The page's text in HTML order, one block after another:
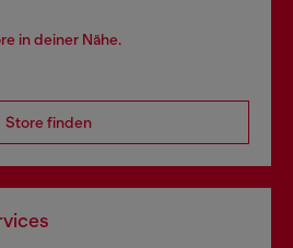
in deiner Nähe.
Store finden